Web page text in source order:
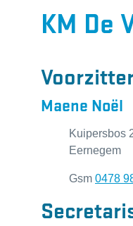
KM De
Maene Noël
AdresKuipersbos
Eernegem
0478